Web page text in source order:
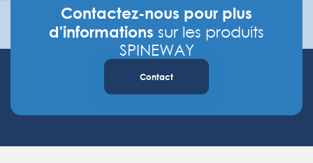
Contactez-nous pour plus
d'informations sur les produits
SPINEWAY
Contact